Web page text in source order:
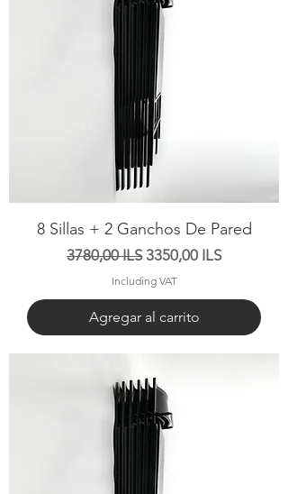
8 Sillas + 2 Ganchos De Pared
Precio
3780,00 ILS Precio de oferta
3350,00 ILS
Including VAT
Agregar al carrito